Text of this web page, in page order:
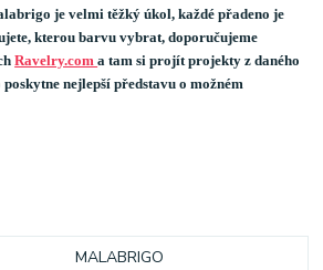
je velmi těžký úkol, každé přadeno je
kterou barvu vybrat, doporučujeme
Ravelry.coma tam si projít projekty z daného
nejlepší představu o možném
MALABRIGO